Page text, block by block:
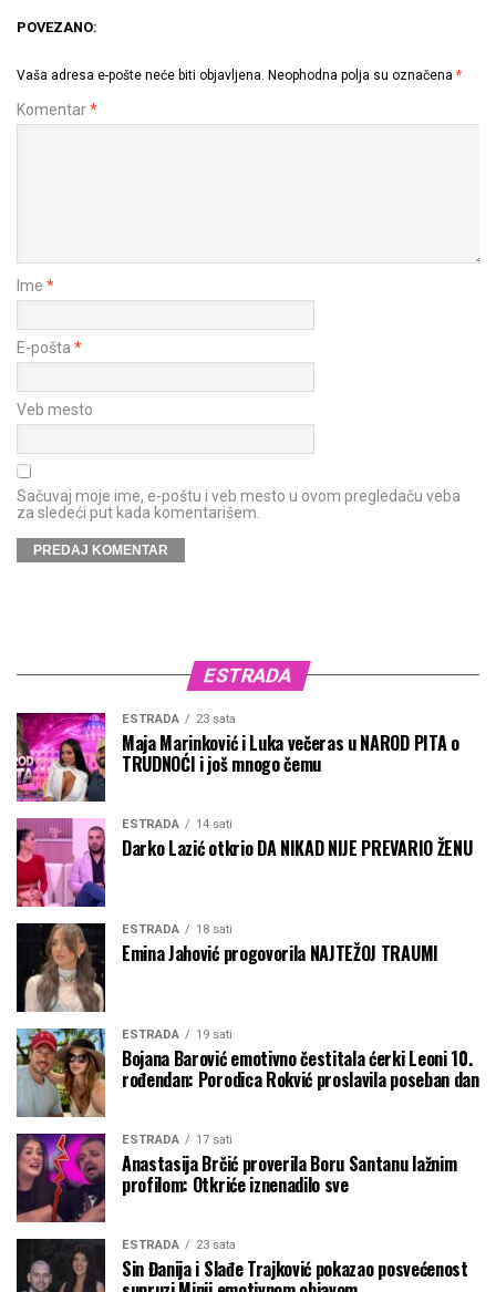
POVEZANO:
Vaša adresa e-pošte neće biti objavljena. Neophodna polja su označena *
Komentar*
Ime *
E-pošta *
Veb mesto
Sačuvaj moje ime, e-poštu i veb mesto u ovom pregledaču veba
za sledeći put kada komentarišem.
ESTRADA
ESTRADA 23 sata
Maja Marinković i Luka večeras u NAROD PITA o
TRUDNOĆI i još mnogo čemu
ESTRADA 14 sati
Darko Lazić otkrio DA NIKAD NIJE PREVARIO ŽENU
ESTRADA 18 sati
Emina Jahović progovorila NAJTEŽOJ TRAUMI
ESTRADA 19 sati
Bojana Barović emotivno čestitala ćerki Leoni 10.
rođendan: Porodica Rokvić proslavila poseban dan
ESTRADA 17 sati
Anastasija Brčić proverila Boru Santanu lažnim
profilom: Otkriće iznenadilo sve
ESTRADA 23 sata
Sin Đanija i Slađe Trajković pokazao posvećenost